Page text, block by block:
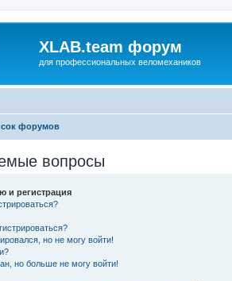
XLAB.team форум
для професcиональных веломехаников
форумов
вопросы
и регистрация
но не могу войти!
но больше не могу войти!